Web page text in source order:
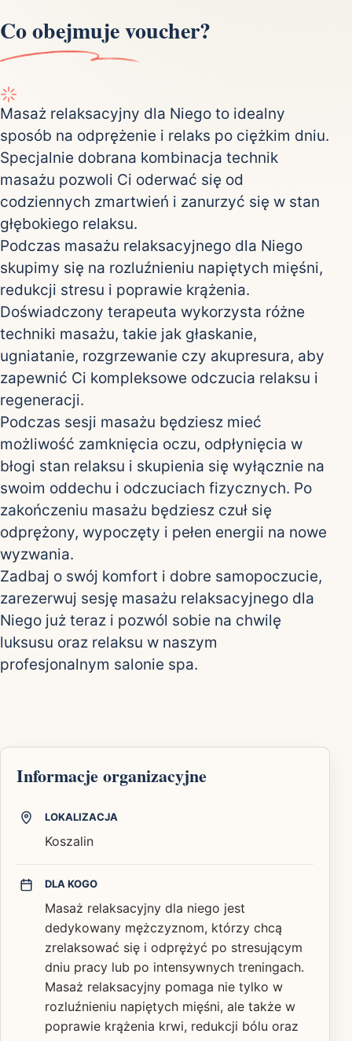
Co obejmuje voucher?
Masaż relaksacyjny dla Niego to idealny
sposób na odprężenie i relaks po ciężkim dniu.
Specjalnie dobrana kombinacja technik
masażu pozwoli Ci oderwać się od
codziennych zmartwień i zanurzyć się w stan
głębokiego relaksu.
Podczas masażu relaksacyjnego dla Niego
skupimy się na rozluźnieniu napiętych mięśni,
redukcji stresu i poprawie krążenia.
Doświadczony terapeuta wykorzysta różne
techniki masażu, takie jak głaskanie,
ugniatanie, rozgrzewanie czy akupresura, aby
zapewnić Ci kompleksowe odczucia relaksu i
regeneracji.
Podczas sesji masażu będziesz mieć
możliwość zamknięcia oczu, odpłynięcia w
błogi stan relaksu i skupienia się wyłącznie na
swoim oddechu i odczuciach fizycznych. Po
zakończeniu masażu będziesz czuł się
odprężony, wypoczęty i pełen energii na nowe
wyzwania.
Zadbaj o swój komfort i dobre samopoczucie,
zarezerwuj sesję masażu relaksacyjnego dla
Niego już teraz i pozwól sobie na chwilę
luksusu oraz relaksu w naszym
profesjonalnym salonie spa.
Informacje organizacyjne
LOKALIZACJA
Koszalin
DLA KOGO
Masaż relaksacyjny dla niego jest
dedykowany mężczyznom, którzy chcą
zrelaksować się i odprężyć po stresującym
dniu pracy lub po intensywnych treningach.
Masaż relaksacyjny pomaga nie tylko w
rozluźnieniu napiętych mięśni, ale także w
poprawie krążenia krwi, redukcji bólu oraz